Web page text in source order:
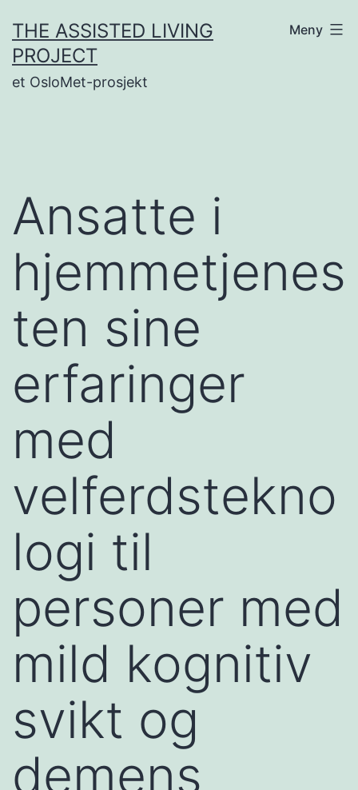
til
innhold
THE ASSISTED LIVING
PROJECT
et OsloMet-prosjekt
Meny
Ansatte i
hjemmetjenes
ten sine
erfaringer
med
velferdstekno
logi til
personer med
mild kognitiv
svikt og
demens